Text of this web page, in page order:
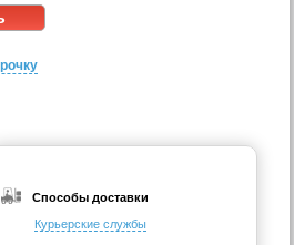
Способы доставки
Курьерские службы